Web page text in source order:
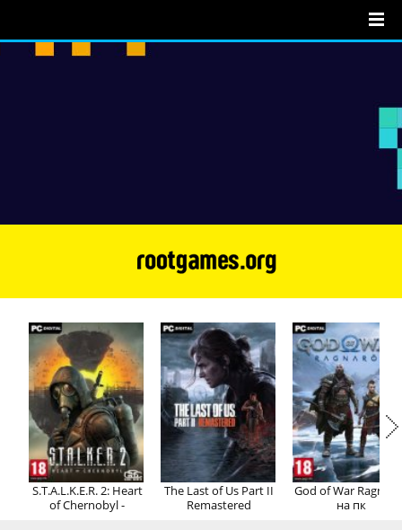
Регистрация Вход
S.T.A.L.K.E.R. 2: Heart
of Chernobyl -
The Last of Us Part II
Remastered
God of War
на пк